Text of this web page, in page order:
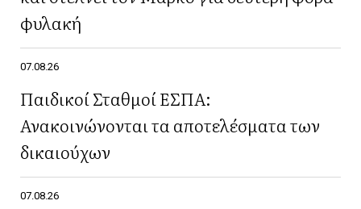
φυλακή
07.08.26
Παιδικοί Σταθμοί ΕΣΠΑ:
Ανακοινώνονται τα αποτελέσματα των
δικαιούχων
07.08.26